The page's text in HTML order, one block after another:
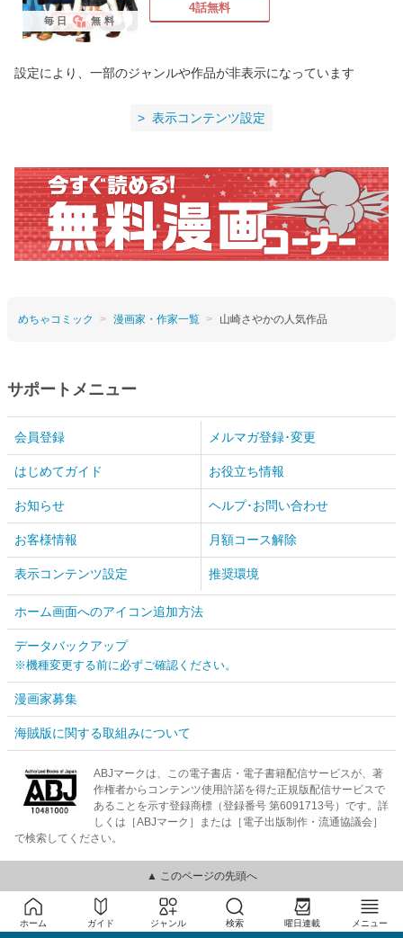
4話無料
毎日 無料
設定により、一部のジャンルや作品が非表示になっています
表示コンテンツ設定
めちゃコミック 漫画家・作家一覧 山崎さやかの人気作品
サポートメニュー
会員登録 メルマガ登録･変更
はじめてガイド お役立ち情報
お知らせ ヘルプ･お問い合わせ
お客様情報 月額コース解除
表示コンテンツ設定 推奨環境
ホーム画面へのアイコン追加方法
データバックアップ
※機種変更する前に必ずご確認ください。
漫画家募集
海賊版に関する取組みについて
ABJマークは、この電子書店・電子書籍配信サービスが、著
作権者からコンテンツ使用許諾を得た正規版配信サービスで
あることを示す登録商標（登録番号 第6091713号）です。詳
しくは［ABJマーク］または［電子出版制作・流通協議会］
で検索してください。
▲ このページの先頭へ
ホーム ガイド ジャンル 検索 曜日連載 メニュー